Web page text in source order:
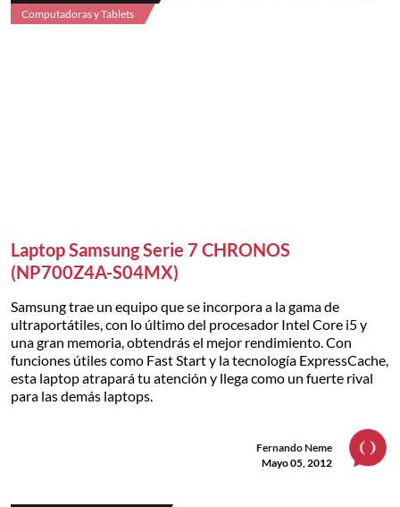
Computadoras y Tablets
Laptop Samsung Serie 7 CHRONOS
(NP700Z4A-S04MX)
Samsung trae un equipo que se incorpora a la gama de
ultraportátiles, con lo último del procesador Intel Core i5 y
una gran memoria, obtendrás el mejor rendimiento. Con
funciones útiles como Fast Start y la tecnología ExpressCache,
esta laptop atrapará tu atención y llega como un fuerte rival
para las demás laptops.
Fernando Neme
Mayo 05, 2012